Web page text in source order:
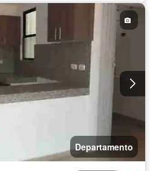
Seguridad
Piscina
Armario empotrado Sin amoblar
Departamento